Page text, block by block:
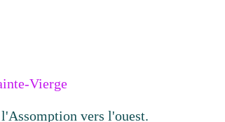
Vierge
vers l'ouest.